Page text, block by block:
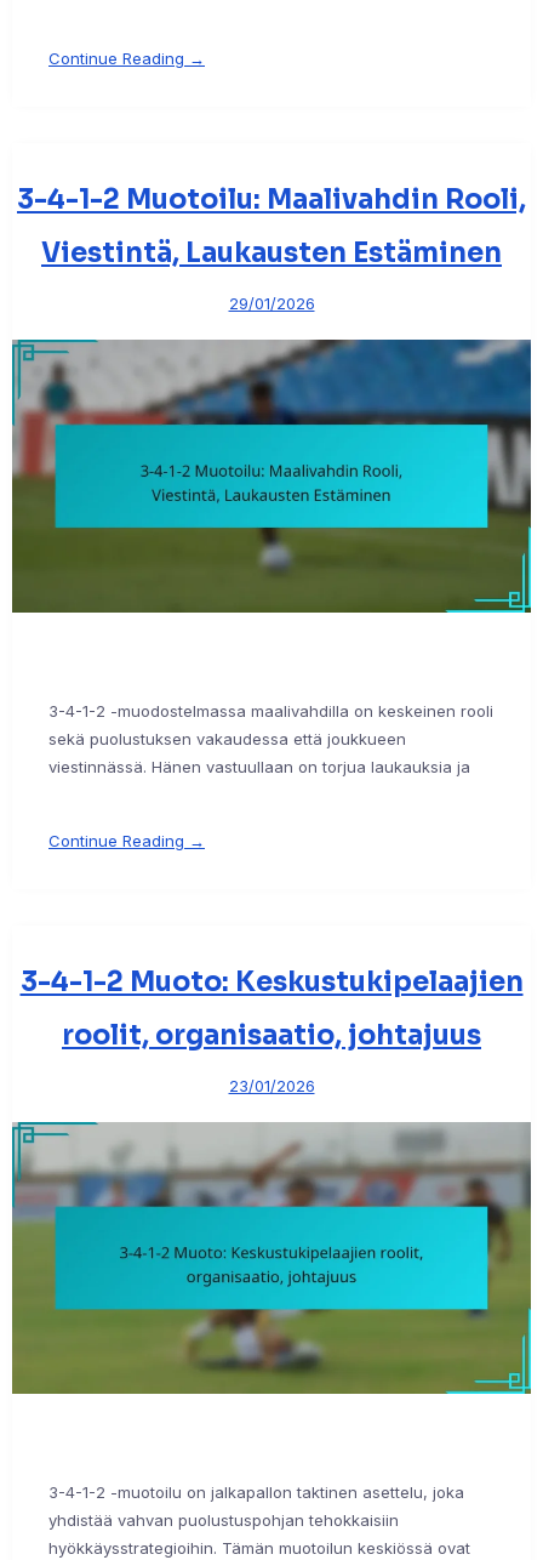
Continue Reading →
3-4-1-2 Muotoilu: Maalivahdin Rooli,
Viestintä, Laukausten Estäminen
29/01/2026
3-4-1-2 -muodostelmassa maalivahdilla on keskeinen rooli
sekä puolustuksen vakaudessa että joukkueen
viestinnässä. Hänen vastuullaan on torjua laukauksia ja
Continue Reading →
3-4-1-2 Muoto: Keskustukipelaajien
roolit, organisaatio, johtajuus
23/01/2026
3-4-1-2 -muotoilu on jalkapallon taktinen asettelu, joka
yhdistää vahvan puolustuspohjan tehokkaisiin
hyökkäysstrategioihin. Tämän muotoilun keskiössä ovat